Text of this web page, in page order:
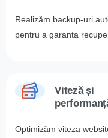
Realizăm backup-uri
pentru a garanta
Viteză și
Optimizăm viteza